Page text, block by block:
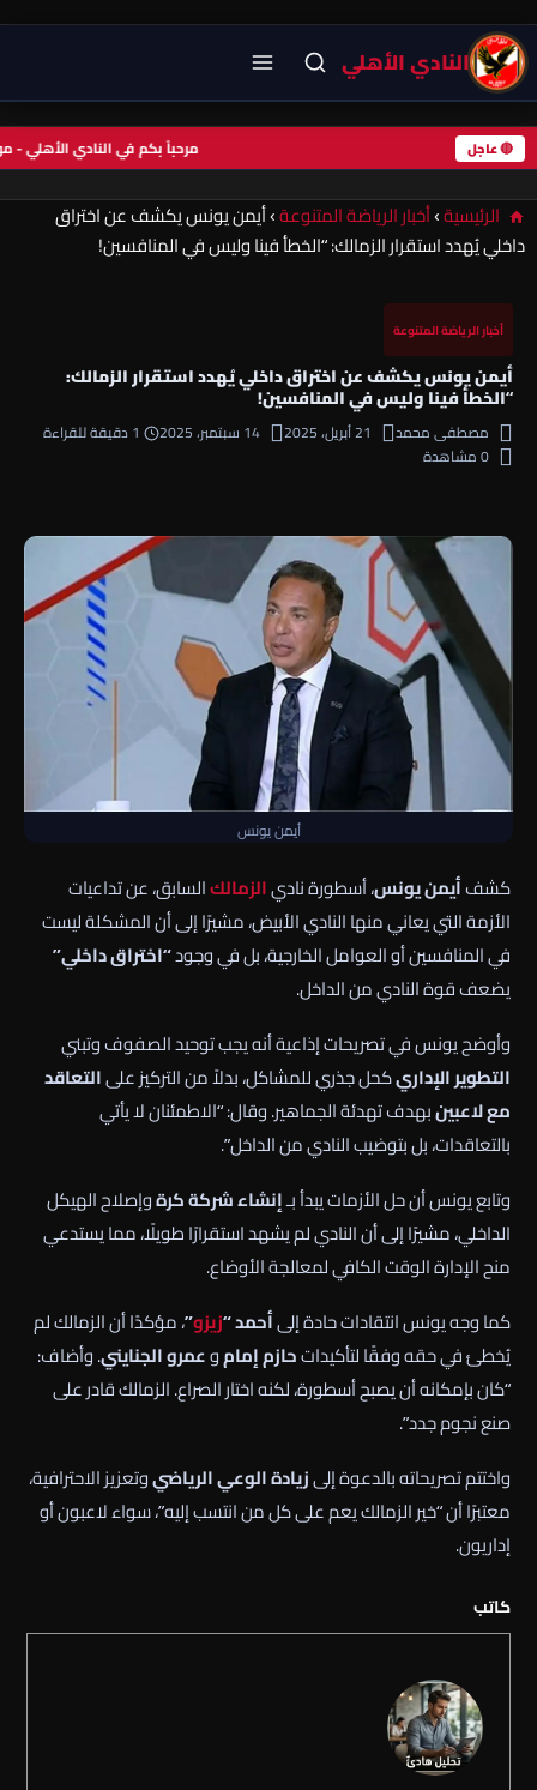
النادي الأهلي
🔴 عاجل مرحباً بكم في النادي
الرئيسية›أخبار الرياضة المتنوعة›أيمن يونس يكشف عن اختراق
داخلي يُهدد استقرار الزمالك: “الخطأ فينا وليس في المنافسين!
أخبار الرياضة المتنوعة
أيمن يونس يكشف عن اختراق داخلي يُهدد استقرار الزمالك:
“الخطأ فينا وليس في المنافسين!
مصطفى محمد 21 أبريل، 2025 14 سبتمبر، 2025
1 دقيقة للقراءة
0 مشاهدة
أيمن يونس
كشفأيمن يونس، أسطورة ناديالزمالكالسابق، عن تداعيات
الأزمة التي يعاني منها النادي الأبيض، مشيرًا إلى أن المشكلة ليست
في المنافسين أو العوامل الخارجية، بل في وجود“اختراق داخلي”
يضعف قوة النادي من الداخل.
وأوضح يونس في تصريحات إذاعية أنه يجب توحيد الصفوف وتبني
التطوير الإداريكحل جذري للمشاكل، بدلاً من التركيز علىالتعاقد
مع لاعبينبهدف تهدئة الجماهير. وقال: “الاطمئنان لا يأتي
بالتعاقدات، بل بتوضيب النادي من الداخل”.
وتابع يونس أن حل الأزمات يبدأ بـإنشاء شركة كرةوإصلاح الهيكل
الداخلي، مشيرًا إلى أن النادي لم يشهد استقرارًا طويلًا، مما يستدعي
منح الإدارة الوقت الكافي لمعالجة الأوضاع.
كما وجه يونس انتقادات حادة إلىأحمد “زيزو”، مؤكدًا أن الزمالك لم
يُخطئ في حقه وفقًا لتأكيداتحازم إماموعمرو الجنايني. وأضاف:
“كان بإمكانه أن يصبح أسطورة، لكنه اختار الصراع. الزمالك قادر على
صنع نجوم جدد”.
واختتم تصريحاته بالدعوة إلىزيادة الوعي الرياضيوتعزيز الاحترافية،
معتبرًا أن “خير الزمالك يعم على كل من انتسب إليه”، سواء لاعبون أو
إداريون.
كاتب